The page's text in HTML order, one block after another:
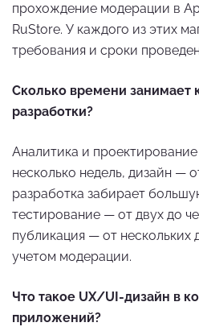
прохождение модерации в
RuStore. У каждого из этих
требования и сроки
Сколько времени занимает
разработки?
Аналитика и
несколько недель, дизайн —
разработка забирает
тестирование — от двух до
публикация — от нескольких
учетом модерации.
Что такое UX/UI-дизайн в
приложений?